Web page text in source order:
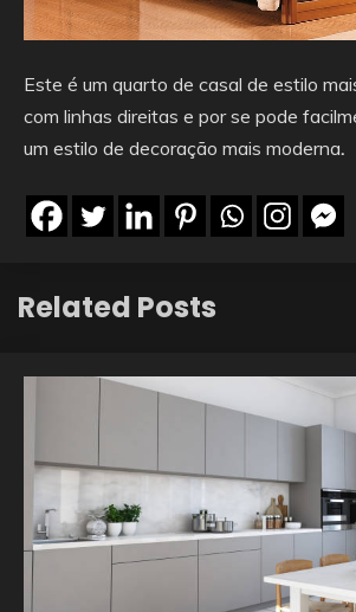
Este é um quarto de casal de estilo
com linhas direitas e por se pode
um estilo de decoração mais moderna.
Related Posts